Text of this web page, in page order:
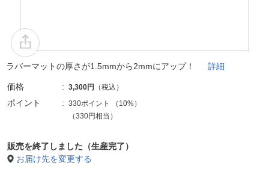
ラバーマットの厚さが1.5mmから2mmにアップ！ 詳細
価格 3,300円 （税込）
ポイント 330ポイント （ 10%）
（330円相当）
販売を終了しました（生産完了）
お届け先を変更する